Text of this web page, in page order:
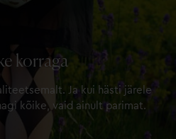
korraga
Ja kui hästi järele
kõike, vaid ainult parimat.